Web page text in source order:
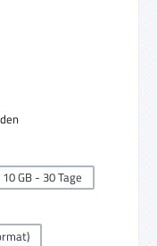
10 GB - 30 Tage